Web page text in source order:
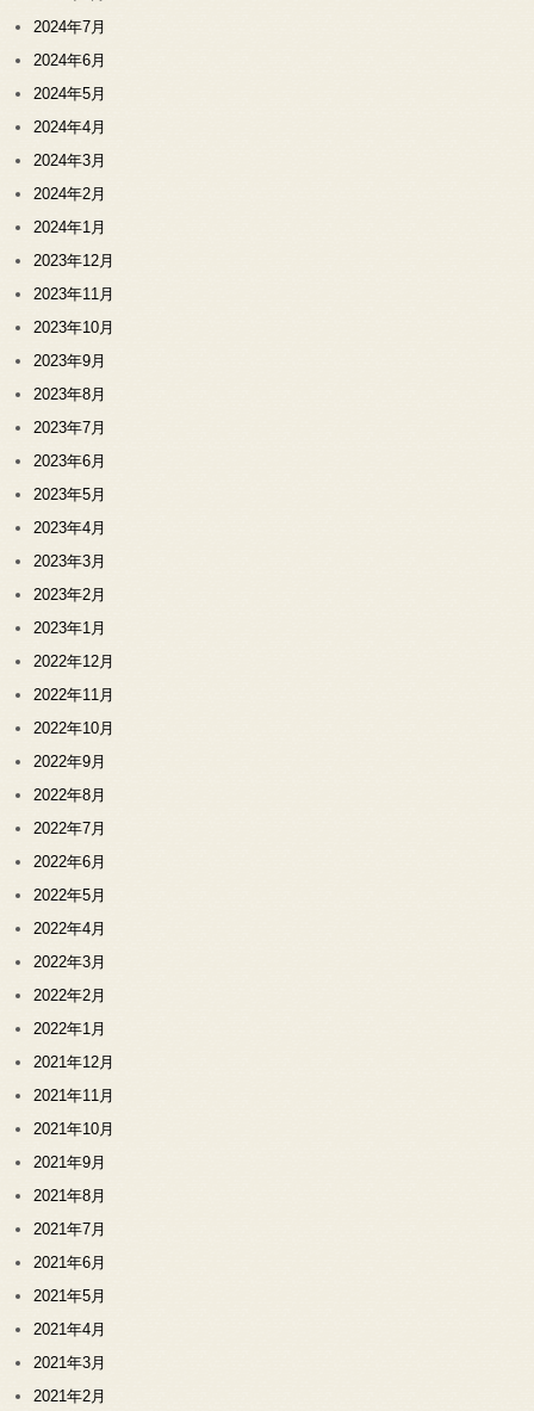
2024年7月
2024年6月
2024年5月
2024年4月
2024年3月
2024年2月
2024年1月
2023年12月
2023年11月
2023年10月
2023年9月
2023年8月
2023年7月
2023年6月
2023年5月
2023年4月
2023年3月
2023年2月
2023年1月
2022年12月
2022年11月
2022年10月
2022年9月
2022年8月
2022年7月
2022年6月
2022年5月
2022年4月
2022年3月
2022年2月
2022年1月
2021年12月
2021年11月
2021年10月
2021年9月
2021年8月
2021年7月
2021年6月
2021年5月
2021年4月
2021年3月
2021年2月